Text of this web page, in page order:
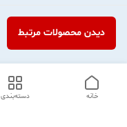
دیدن محصولات مرتبط
دسته‌بندی خانه